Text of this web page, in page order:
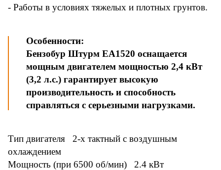
- Работы в условиях тяжелых и плотных грунтов.
Особенности:
Бензобур Штурм EA1520 оснащается
мощным двигателем мощностью 2,4 кВт
(3,2 л.с.) гарантирует высокую
производительность и способность
справляться с серьезными нагрузками.
Тип двигателя 2-х тактный с воздушным
охлаждением
Мощность (при 6500 об/мин) 2.4 кВт